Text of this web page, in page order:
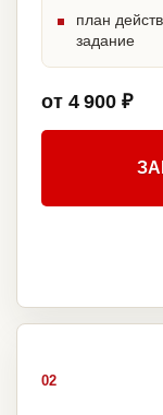
план
задание
от 4 900 ₽
02